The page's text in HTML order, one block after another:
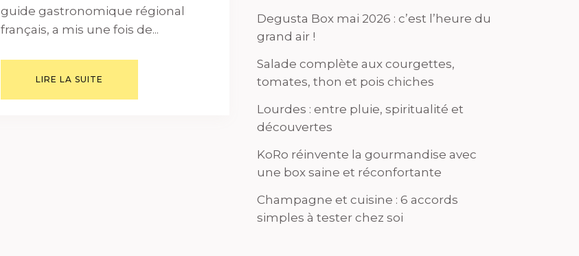
guide gastronomique régional
français, a mis une fois de...
LIRE LA SUITE
Degusta Box mai 2026 : c’est l’heure du
grand air !
Salade complète aux courgettes,
tomates, thon et pois chiches
Lourdes : entre pluie, spiritualité et
découvertes
KoRo réinvente la gourmandise avec
une box saine et réconfortante
Champagne et cuisine : 6 accords
simples à tester chez soi